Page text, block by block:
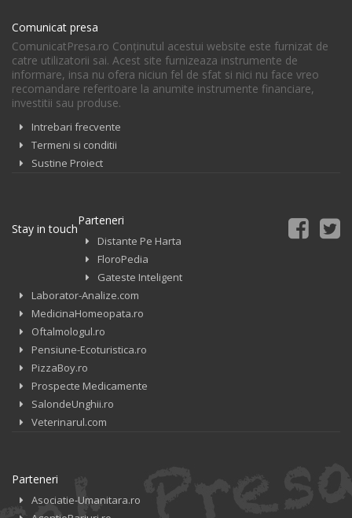
Comunicat presa
ComunicatPresa.ro Conţinutul acestui website este furnizat de
catre utilizatorii sai. Acest site furnizeaza instrumente de
informare, insa nu ofera niciun fel de sfat si nici nu face vreo
recomandare referitoare la anumite instrumente financiare,
investitii sau produse.
Intrebari frecvente
Termeni si conditii
Sustine Proiect
Stay in touch
Parteneri
Distante Pe Harta
FloroPedia
Gateste Inteligent
Laborator-Analize.com
MedicinaHomeopata.ro
Oftalmologul.ro
Pensiune-Ecoturistica.ro
PizzaBoy.ro
Prospecte Medicamente
SalondeUnghii.ro
Veterinarul.com
Parteneri
Asociatie-Umanitara.ro